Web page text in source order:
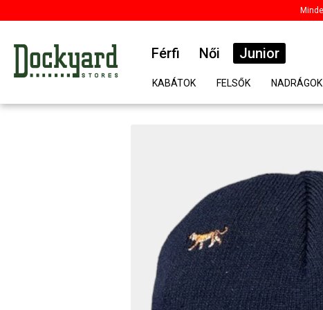
Férfi Női Junior
KABÁTOK FELSŐK NADRÁGOK